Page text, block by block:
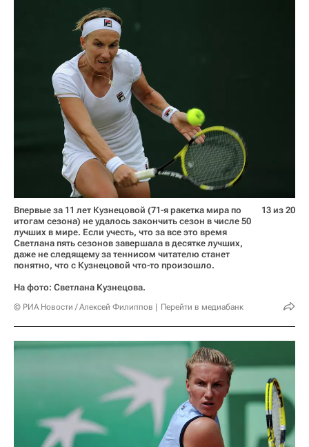
Впервые за 11 лет Кузнецовой (71-я ракетка мира по
итогам сезона) не удалось закончить сезон в числе 50
лучших в мире. Если учесть, что за все это время
Светлана пять сезонов завершала в десятке лучших,
даже не следящему за теннисом читателю станет
понятно, что с Кузнецовой что-то произошло.
На фото: Светлана Кузнецова.
© РИА Новости / Алексей Филиппов Перейти в медиабанк
13 из 20